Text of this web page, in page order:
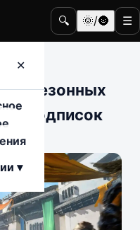
🔍 🌞/🌚 ☰
✕
▾
сезонных
подписок